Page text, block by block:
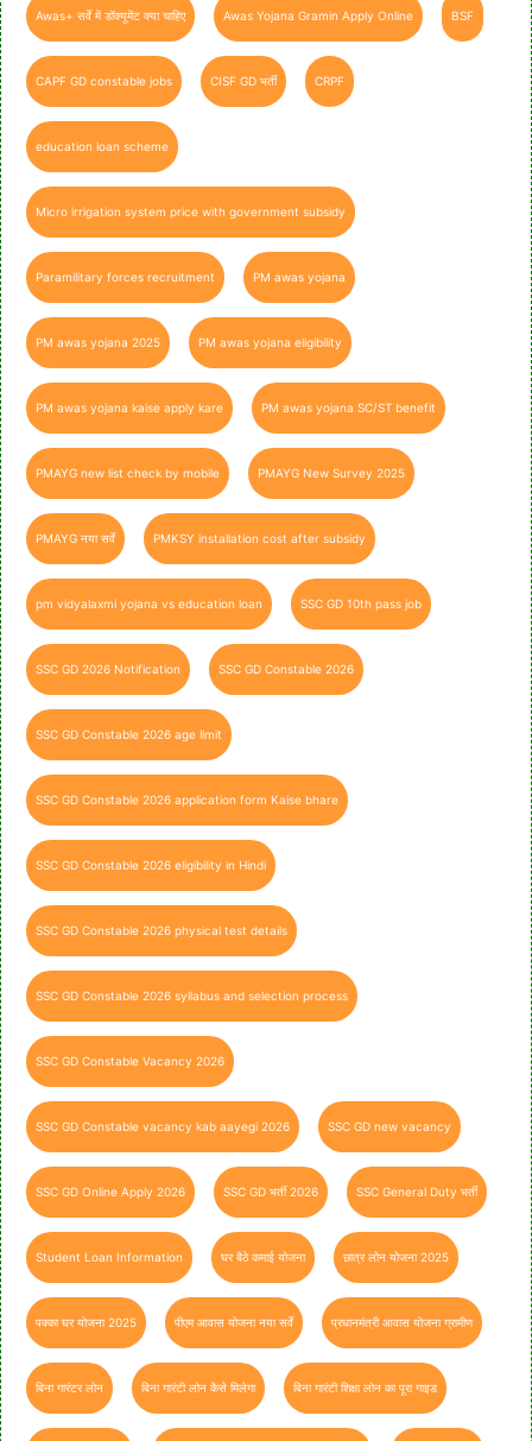
Awas+ सर्वे में डॉक्यूमेंट क्या चाहिए Awas Yojana Gramin Apply Online BSF
CAPF GD constable jobs CISF GD भर्ती CRPF
education loan scheme
Micro irrigation system price with government subsidy
Paramilitary forces recruitment PM awas yojana
PM awas yojana 2025 PM awas yojana eligibility
PM awas yojana kaise apply kare PM awas yojana SC/ST benefit
PMAYG new list check by mobile PMAYG New Survey 2025
PMAYG नया सर्वे PMKSY installation cost after subsidy
pm vidyalaxmi yojana vs education loan SSC GD 10th pass job
SSC GD 2026 Notification SSC GD Constable 2026
SSC GD Constable 2026 age limit
SSC GD Constable 2026 application form Kaise bhare
SSC GD Constable 2026 eligibility in Hindi
SSC GD Constable 2026 physical test details
SSC GD Constable 2026 syllabus and selection process
SSC GD Constable Vacancy 2026
SSC GD Constable vacancy kab aayegi 2026 SSC GD new vacancy
SSC GD Online Apply 2026 SSC GD भर्ती 2026 SSC General Duty भर्ती
Student Loan Information घर बैठे कमाई योजना छात्र लोन योजना 2025
पक्का घर योजना 2025 पीएम आवास योजना नया सर्वे प्रधानमंत्री आवास योजना ग्रामीण
बिना गारंटर लोन बिना गारंटी लोन कैसे मिलेगा बिना गारंटी शिक्षा लोन का पूरा गाइड